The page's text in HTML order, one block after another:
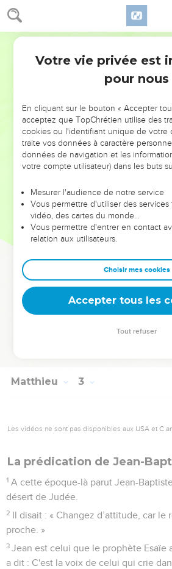
Matthieu 2
son territoire, selon la date qu'il s'était
mages.
Alors s'accomplit ce que le
On a entendu des cris à Rama, des
lamentations : c'est Rachel qui pleure
Le retour d'Égypte
Après la mort d'Hérode, un ange du
un rêve à Joseph, en Egypte,
dans le pays d'Israël, car ceux qui en
petit enfant sont morts. »
Joseph se leva, prit le petit enfant et
le pays d'Israël.
Cependant, quand il apprit
Judée à la place de son père Hérode,
rendre. Averti dans un rêve, il se
Galilée
et vint habiter dans une ville
Matthieu 3
Les vidéos ne sont pas disponibles aux USA et C
La prédication de Jean-
1 A cette époque-là parut Jean-
désert de Judée.
2 Il disait : « Changez d’attitude, car le
proche. »
3 Jean est celui que le prophète Esaïe
a dit : C'est la voix de celui qui crie
Votre vie privée est
pour nous
En cliquant sur le bouton « Accepter
acceptez que TopChrétien utilise des
cookies ou l'identifiant unique de votre
traite vos données à caractère
données de navigation et les
votre compte utilisateur) dans les buts
Mesurer l'audience de notre service
Vous permettre d'utiliser des
vidéo, des cartes du monde…
Vous permettre d'entrer en contact
relation aux utilisateurs.
Choisir mes cookies
Accepter tous les
Tout refuser